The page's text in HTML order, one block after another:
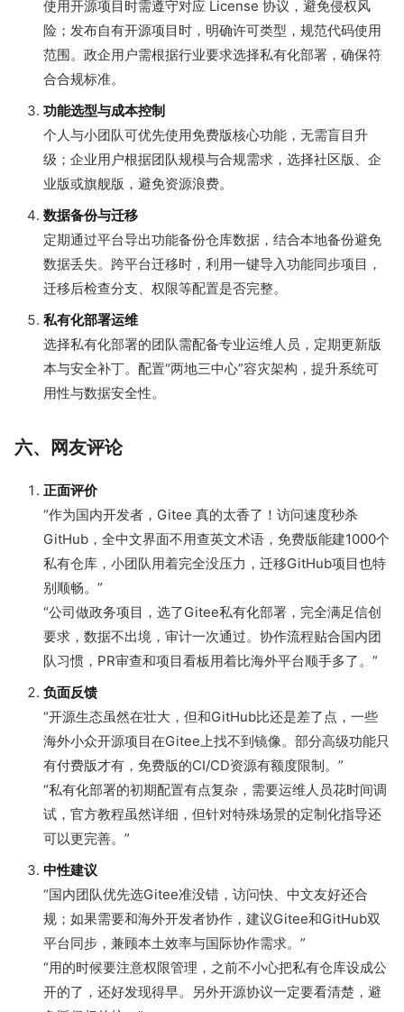
使用开源项目时需遵守对应 License 协议，避免侵权风
险；发布自有开源项目时，明确许可类型，规范代码使用
范围。政企用户需根据行业要求选择私有化部署，确保符
合合规标准。
功能选型与成本控制
个人与小团队可优先使用免费版核心功能，无需盲目升
级；企业用户根据团队规模与合规需求，选择社区版、企
业版或旗舰版，避免资源浪费。
数据备份与迁移
定期通过平台导出功能备份仓库数据，结合本地备份避免
数据丢失。跨平台迁移时，利用一键导入功能同步项目，
迁移后检查分支、权限等配置是否完整。
私有化部署运维
选择私有化部署的团队需配备专业运维人员，定期更新版
本与安全补丁。配置“两地三中心”容灾架构，提升系统可
用性与数据安全性。
六、网友评论
正面评价
“作为国内开发者，Gitee 真的太香了！访问速度秒杀
GitHub，全中文界面不用查英文术语，免费版能建1000个
私有仓库，小团队用着完全没压力，迁移GitHub项目也特
别顺畅。”
“公司做政务项目，选了Gitee私有化部署，完全满足信创
要求，数据不出境，审计一次通过。协作流程贴合国内团
队习惯，PR审查和项目看板用着比海外平台顺手多了。”
负面反馈
“开源生态虽然在壮大，但和GitHub比还是差了点，一些
海外小众开源项目在Gitee上找不到镜像。部分高级功能只
有付费版才有，免费版的CI/CD资源有额度限制。”
“私有化部署的初期配置有点复杂，需要运维人员花时间调
试，官方教程虽然详细，但针对特殊场景的定制化指导还
可以更完善。”
中性建议
“国内团队优先选Gitee准没错，访问快、中文友好还合
规；如果需要和海外开发者协作，建议Gitee和GitHub双
平台同步，兼顾本土效率与国际协作需求。”
“用的时候要注意权限管理，之前不小心把私有仓库设成公
开的了，还好发现得早。另外开源协议一定要看清楚，避